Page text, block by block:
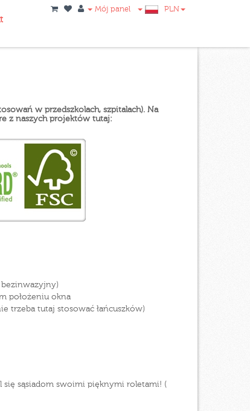
Mój panel PLN
w przedszkolach, szpitalach). Na
z naszych projektów tutaj:
położeniu okna
trzeba tutaj stosować łańcuszków)
sąsiadom swoimi pięknymi roletami! (